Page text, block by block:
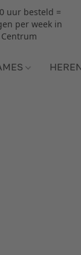
uur besteld =
per week in